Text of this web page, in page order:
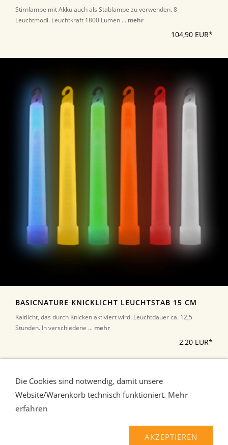
Stirnlampe mit Akku auch als Stablampe zu verwenden. 8
Leuchtmodi. Leuchtkraft 1800 Lumen ... mehr
104,90 EUR*
BASICNATURE KNICKLICHT LEUCHTSTAB 15 CM
Kaltlicht, das durch Knicken aktiviert wird. Leuchtdauer ca. 12,5
Stunden. In verschiedene ... mehr
2,20 EUR*
*Alle Preise inkl. Umsatzsteuer, zuzüglich Versand
AGB
Widerrufsrecht
Kontakt/Impressum
Über uns
Die Cookies sind notwendig, damit unsere
Website/Warenkorb technisch funktioniert. Mehr
erfahren
AKZEPTIEREN